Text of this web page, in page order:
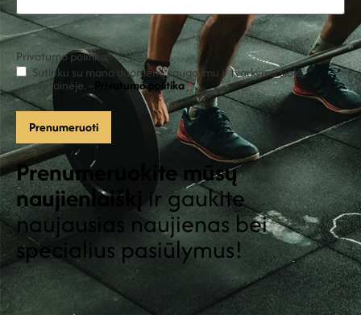
Privatumo politika*
Sutinku su mano duomenų saugojimu ir tvarkymu šioje
svetainėje. - Privatumo politika*
Prenumeruokite mūsų
naujienlaiškįir gaukite
naujausias naujienas bei
specialius pasiūlymus!